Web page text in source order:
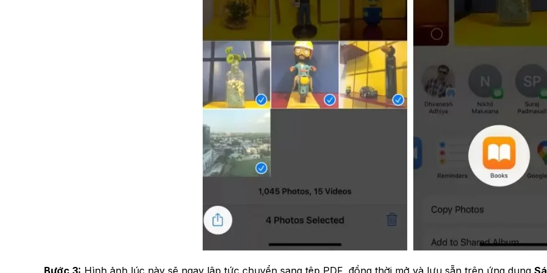
Bước 3: Hình ảnh lúc này sẽ ngay lập tức chuyển sang tệp PDF, đồng thời mở và lưu sẵn trên ứng dụng